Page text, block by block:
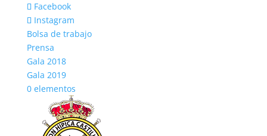
Facebook
Instagram
Bolsa de trabajo
Prensa
Gala 2018
Gala 2019
0 elementos